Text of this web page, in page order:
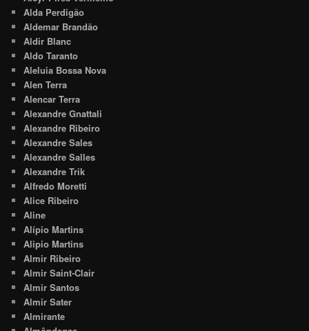
Alda Perdigão
Aldemar Brandão
Aldir Blanc
Aldo Taranto
Aleluia Bossa Nova
Alen Terra
Alencar Terra
Alexandre Gnattali
Alexandre Ribeiro
Alexandre Sales
Alexandre Salles
Alexandre Trik
Alfredo Moretti
Alice Ribeiro
Aline
Alípio Martins
Alipio Martins
Almir Ribeiro
Almir Saint-Clair
Almir Santos
Almir Sater
Almirante